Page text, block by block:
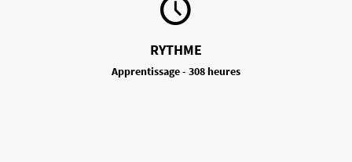
RYTHME
Apprentissage - 308 heures